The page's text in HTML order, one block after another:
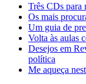
Três CDs para
Os mais
Um guia de
Volta às aulas
Desejos em
política
Me aqueça